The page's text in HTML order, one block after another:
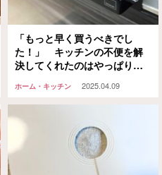
「もっと早く買うべきでし
た！」 キッチンの不便を解
決してくれたのはやっぱり山
ホーム・キッチン 2025.04.09